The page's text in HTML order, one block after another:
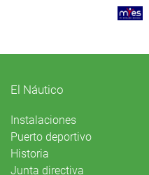
El Náutico
Instalaciones
Puerto deportivo
Historia
Junta directiva